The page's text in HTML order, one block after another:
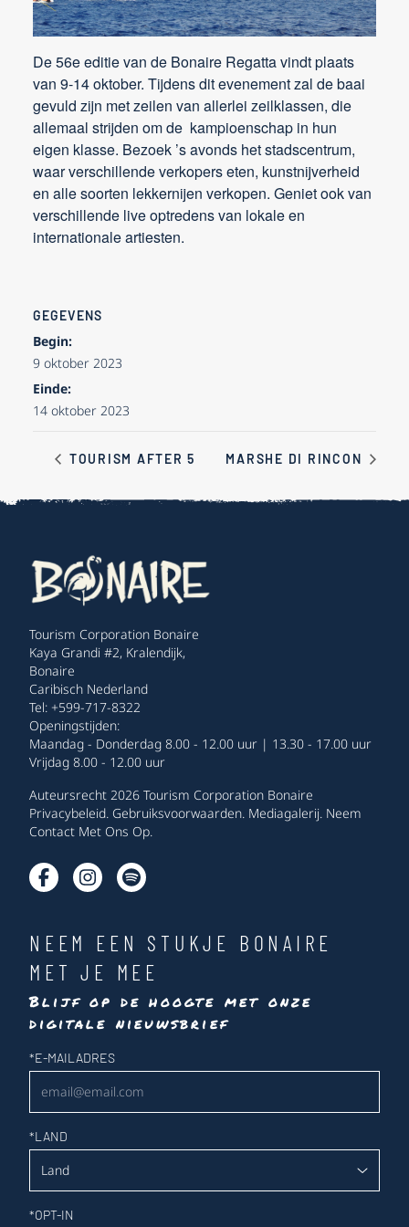
De 56e editie van de Bonaire Regatta vindt plaats
van 9-14 oktober. Tijdens dit evenement zal de baai
gevuld zijn met zeilen van allerlei zeilklassen, die
allemaal strijden om de kampioenschap in hun
eigen klasse. Bezoek ’s avonds het stadscentrum,
waar verschillende verkopers eten, kunstnijverheid
en alle soorten lekkernijen verkopen. Geniet ook van
verschillende live optredens van lokale en
internationale artiesten.
GEGEVENS
Begin:
9 oktober 2023
Einde:
14 oktober 2023
TOURISM AFTER 5 MARSHE DI RINCON
Tourism Corporation Bonaire
Kaya Grandi #2, Kralendijk,
Bonaire
Caribisch Nederland
Tel: +599-717-8322
Openingstijden:
Maandag - Donderdag 8.00 - 12.00 uur | 13.30 - 17.00 uur
Vrijdag 8.00 - 12.00 uur
Auteursrecht 2026 Tourism Corporation Bonaire
Privacybeleid. Gebruiksvoorwaarden. Mediagalerij. Neem
Contact Met Ons Op.
NEEM EEN STUKJE BONAIRE
MET JE MEE
Blijf op de hoogte met onze
digitale nieuwsbrief
Nieuwsbrief
*E-MAILADRES
*LAND
*OPT-IN